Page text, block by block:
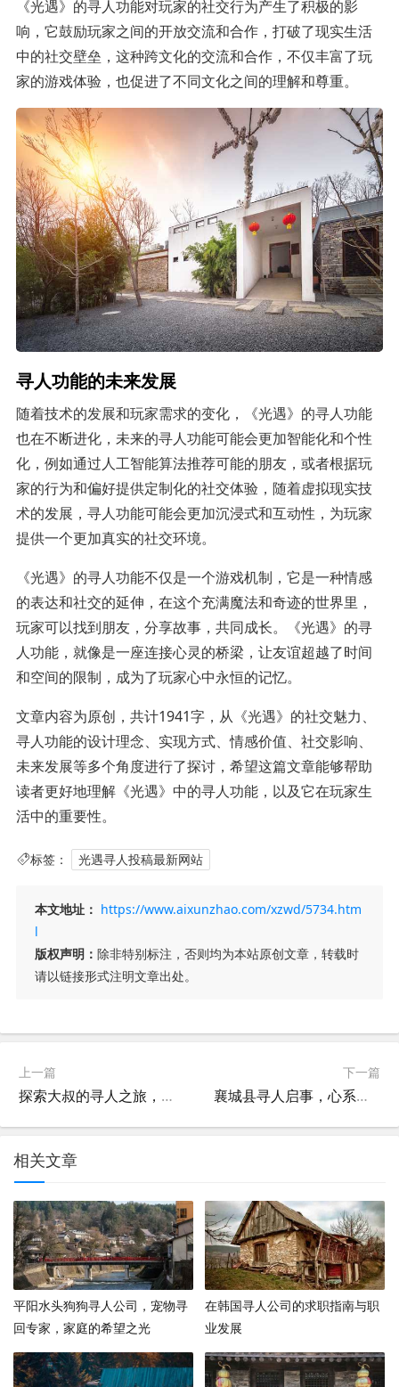
《光遇》的寻人功能对玩家的社交行为产生了积极的影
响，它鼓励玩家之间的开放交流和合作，打破了现实生活
中的社交壁垒，这种跨文化的交流和合作，不仅丰富了玩
家的游戏体验，也促进了不同文化之间的理解和尊重。
寻人功能的未来发展
随着技术的发展和玩家需求的变化，《光遇》的寻人功能
也在不断进化，未来的寻人功能可能会更加智能化和个性
化，例如通过人工智能算法推荐可能的朋友，或者根据玩
家的行为和偏好提供定制化的社交体验，随着虚拟现实技
术的发展，寻人功能可能会更加沉浸式和互动性，为玩家
提供一个更加真实的社交环境。
《光遇》的寻人功能不仅是一个游戏机制，它是一种情感
的表达和社交的延伸，在这个充满魔法和奇迹的世界里，
玩家可以找到朋友，分享故事，共同成长。《光遇》的寻
人功能，就像是一座连接心灵的桥梁，让友谊超越了时间
和空间的限制，成为了玩家心中永恒的记忆。
文章内容为原创，共计1941字，从《光遇》的社交魅力、
寻人功能的设计理念、实现方式、情感价值、社交影响、
未来发展等多个角度进行了探讨，希望这篇文章能够帮助
读者更好地理解《光遇》中的寻人功能，以及它在玩家生
活中的重要性。
标签： 光遇寻人投稿最新网站
本文地址： https://www.aixunzhao.com/xzwd/5734.htm
l
版权声明： 除非特别标注，否则均为本站原创文章，转载时
请以链接形式注明文章出处。
上一篇
探索大叔的寻人之旅，揭秘最佳视频素材网站
下一篇
襄城县寻人启事，心系每一位失联者，携手共筑希望桥梁
相关文章
平阳水头狗狗寻人公司，宠物寻
回专家，家庭的希望之光
在韩国寻人公司的求职指南与职
业发展